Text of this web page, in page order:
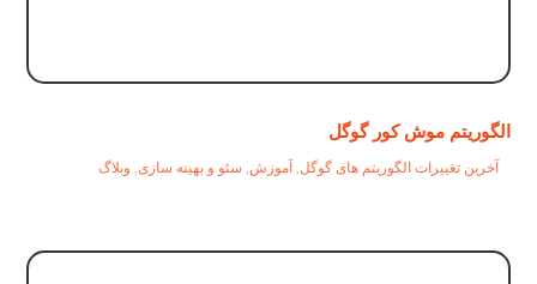
الگوریتم موش کور گوگل
آخرین تغییرات الگوریتم های گوگل, آموزش, سئو و بهینه سازی, وبلاگ